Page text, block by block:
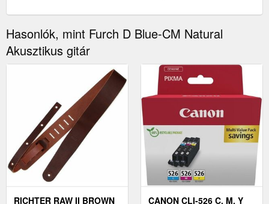
Hasonlók, mint Furch D Blue-CM Natural
Akusztikus gitár
RICHTER RAW II BROWN
CANON CLI-526 C, M, Y